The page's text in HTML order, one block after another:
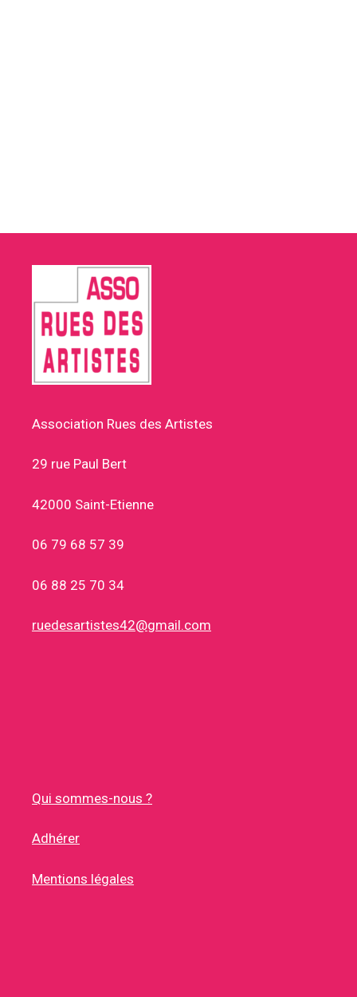
Association Rues des Artistes
29 rue Paul Bert
42000 Saint-Etienne
06 79 68 57 39
06 88 25 70 34
ruedesartistes42@gmail.com
Qui sommes-nous ?
Adhérer
Mentions légales